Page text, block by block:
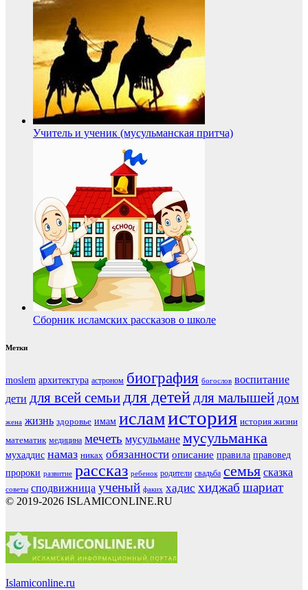
Учитель и ученик (мусульманская притча)
Сборник исламских рассказов о школе
Метки
moslem архитектура астроном биография богослов воспитание
дети для всей семьи для детей для малышей дом
жена жизнь здоровье имам исламистория история жизни
математик медицина мечеть мусульмане мусульманка
мухаддис намаз никах обязанности описание правила правовед
пророки развитие рассказ ребенок родители свадьба семья сказка
советы сподвижница ученый факих хадис хиджаб шариат
© 2019-2026 ISLAMICONLINE.RU
Islamiconline.ru